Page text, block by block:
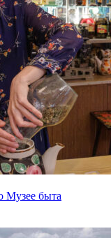
Музее быта